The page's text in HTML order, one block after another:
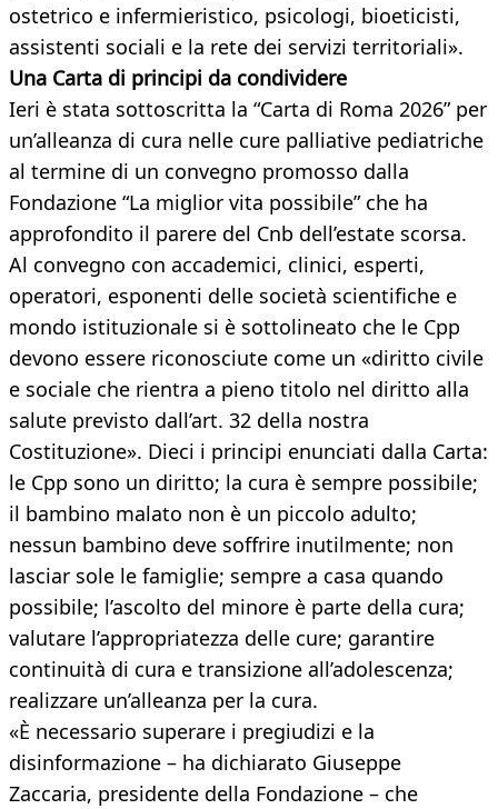
ostetrico e infermieristico, psicologi, bioeticisti,
assistenti sociali e la rete dei servizi territoriali».
Una Carta di principi da condividere
Ieri è stata sottoscritta la “Carta di Roma 2026” per
un’alleanza di cura nelle cure palliative pediatriche
al termine di un convegno promosso dalla
Fondazione “La miglior vita possibile” che ha
approfondito il parere del Cnb dell’estate scorsa.
Al convegno con accademici, clinici, esperti,
operatori, esponenti delle società scientifiche e
mondo istituzionale si è sottolineato che le Cpp
devono essere riconosciute come un «diritto civile
e sociale che rientra a pieno titolo nel diritto alla
salute previsto dall’art. 32 della nostra
Costituzione». Dieci i principi enunciati dalla Carta:
le Cpp sono un diritto; la cura è sempre possibile;
il bambino malato non è un piccolo adulto;
nessun bambino deve soffrire inutilmente; non
lasciar sole le famiglie; sempre a casa quando
possibile; l’ascolto del minore è parte della cura;
valutare l’appropriatezza delle cure; garantire
continuità di cura e transizione all’adolescenza;
realizzare un’alleanza per la cura.
«È necessario superare i pregiudizi e la
disinformazione – ha dichiarato Giuseppe
Zaccaria, presidente della Fondazione – che